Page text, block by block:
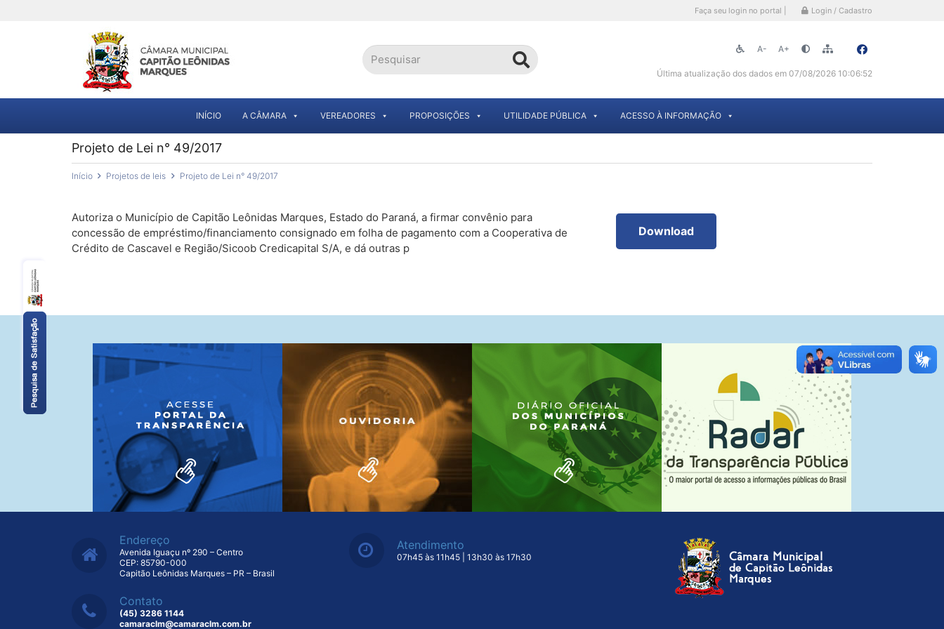
Faça seu login no portal | Login / Cadastro
A- A+
Última atualização dos dados em 07/08/2026 10:06:52
INÍCIO A CÂMARA VEREADORES PROPOSIÇÕES UTILIDADE PÚBLICA ACESSO À INFORMAÇÃO
Projeto de Lei n° 49/2017
Início Projetos de leis Projeto de Lei n° 49/2017
Autoriza o Município de Capitão Leônidas Marques, Estado do Paraná, a firmar convênio para
concessão de empréstimo/financiamento consignado em folha de pagamento com a Cooperativa de
Crédito de Cascavel e Região/Sicoob Credicapital S/A, e dá outras p
Download
Endereço
Avenida Iguaçu nº 290 – Centro
CEP: 85790-000
Capitão Leônidas Marques – PR – Brasil
Contato
(45) 3286 1144
camaraclm@camaraclm.com.br
Atendimento
07h45 às 11h45 | 13h30 às 17h30